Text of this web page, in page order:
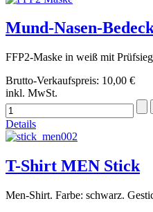
Mund-Nasen-
FFP2-Maske in weiß mit
Brutto-Verkaufspreis: 10,00 €
inkl. MwSt.
Details
T-Shirt MEN Stick
Men-Shirt. Farbe: schwarz.